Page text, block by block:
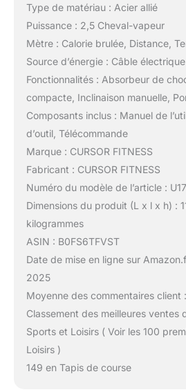
Type de matériau : Acier allié
Puissance : 2,5 Cheval-vapeur
Mètre : Calorie brulée, Distance,
Source d’énergie : Câble électrique
Fonctionnalités : Absorbeur de
compacte, Inclinaison manuelle,
Composants inclus : Manuel de
d’outil, Télécommande
Marque : CURSOR FITNESS
Fabricant : CURSOR FITNESS
Numéro du modèle de l’article : U17
Dimensions du produit (L x l x h) :
kilogrammes
ASIN : B0FS6TFVST
Date de mise en ligne sur
2025
Moyenne des commentaires client
Classement des meilleures ventes
Sports et Loisirs ( Voir les 100
Loisirs )
149 en Tapis de course